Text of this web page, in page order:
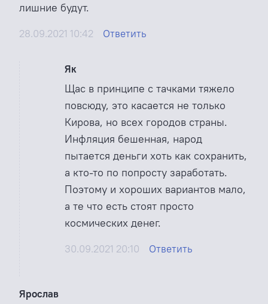
лишние будут.
28.09.2021 10:42 Ответить
Як
Щас в принципе с тачками тяжело
повсюду, это касается не только
Кирова, но всех городов страны.
Инфляция бешенная, народ
пытается деньги хоть как сохранить,
а кто-то по попросту заработать.
Поэтому и хороших вариантов мало,
а те что есть стоят просто
космических денег.
30.09.2021 20:10 Ответить
Ярослав